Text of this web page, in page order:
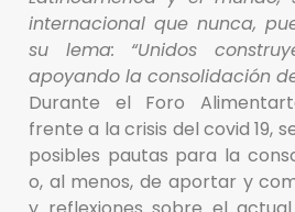
internacional que nunca,
su lema: “Unidos
apoyando la consolidación
Durante el Foro
frente a la crisis del covid 19,
posibles pautas para la
o, al menos, de aportar y